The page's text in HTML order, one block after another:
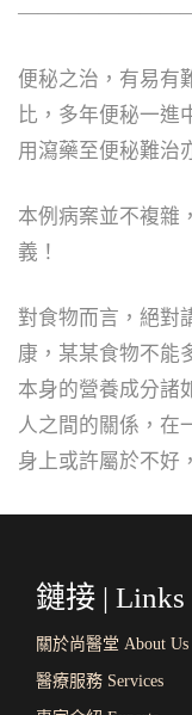
便秘之治，有易有
比，多年便秘一進
用瀉藥至便秘難治
本例病案並不複雜
義！
對食物而言，絕對
康，某某食物不能
本身的營養成分諸
人之間的關係，在
身上或許屬於不好
鏈接 | Links
關於尚醫堂 About Us
醫療服務 Services